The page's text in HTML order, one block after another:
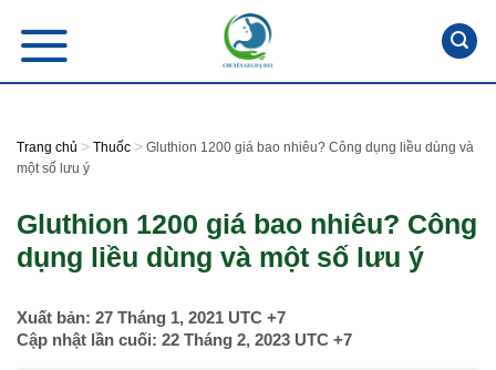
content
Trang chủ > Thuốc > Gluthion 1200 giá bao nhiêu? Công dụng liều dùng và
một số lưu ý
Gluthion 1200 giá bao nhiêu? Công
dụng liều dùng và một số lưu ý
Xuất bản: 27 Tháng 1, 2021 UTC +7
Cập nhật lần cuối: 22 Tháng 2, 2023 UTC +7